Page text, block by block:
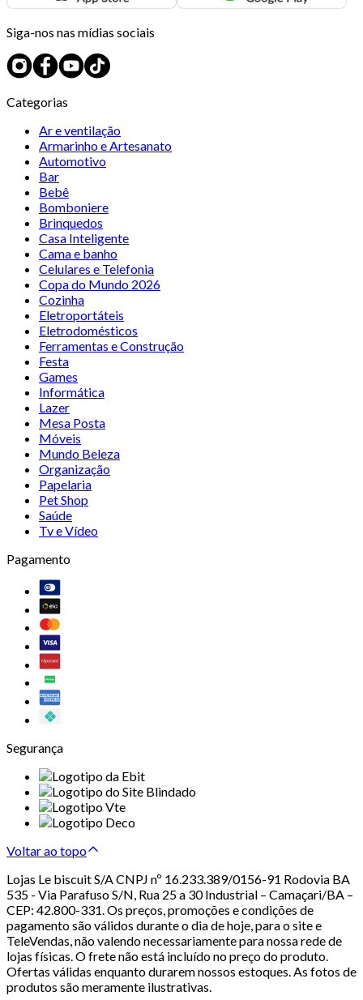
Siga-nos nas mídias sociais
Categorias
Ar e ventilação
Armarinho e Artesanato
Automotivo
Bar
Bebê
Bomboniere
Brinquedos
Casa Inteligente
Cama e banho
Celulares e Telefonia
Copa do Mundo 2026
Cozinha
Eletroportáteis
Eletrodomésticos
Ferramentas e Construção
Festa
Games
Informática
Lazer
Mesa Posta
Móveis
Mundo Beleza
Organização
Papelaria
Pet Shop
Saúde
Tv e Vídeo
Pagamento
Segurança
Voltar ao topo
Lojas Le biscuit S/A CNPJ nº 16.233.389/0156-91 Rodovia BA
535 - Via Parafuso S/N, Rua 25 a 30 Industrial – Camaçari/BA –
CEP: 42.800-331. Os preços, promoções e condições de
pagamento são válidos durante o dia de hoje, para o site e
TeleVendas, não valendo necessariamente para nossa rede de
lojas físicas. O frete não está incluído no preço do produto.
Ofertas válidas enquanto durarem nossos estoques. As fotos de
produtos são meramente ilustrativas.